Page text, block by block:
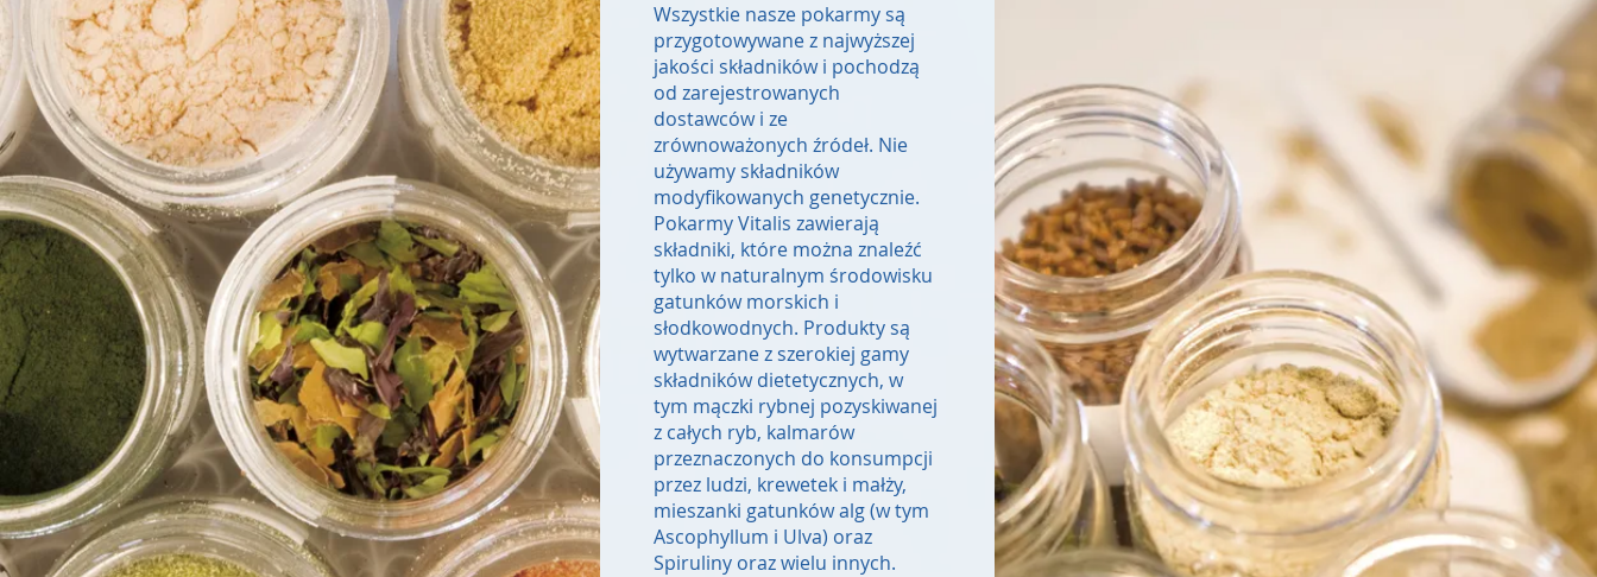
Wszystkie nasze pokarmy są
przygotowywane z najwyższej
jakości składników i pochodzą
od zarejestrowanych
dostawców i ze
zrównoważonych źródeł. Nie
używamy składników
modyfikowanych genetycznie.
Pokarmy Vitalis zawierają
składniki, które można znaleźć
tylko w naturalnym środowisku
gatunków morskich i
słodkowodnych. Produkty są
wytwarzane z szerokiej gamy
składników dietetycznych, w
tym mączki rybnej pozyskiwanej
z całych ryb, kalmarów
przeznaczonych do konsumpcji
przez ludzi, krewetek i małży,
mieszanki gatunków alg (w tym
Ascophyllum i Ulva) oraz
Spiruliny oraz wielu innych.